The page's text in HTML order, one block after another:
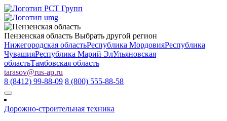
Пензенская область Выбрать другой регион
Нижегородская областьРеспублика МордовияРеспублика
ЧувашияРеспублика Марий ЭлУльяновская
областьТамбовская область
tarasov@rus-ap.ru
8 (8412) 99-88-09 8 (800) 555-88-58
Дорожно-строительная техника